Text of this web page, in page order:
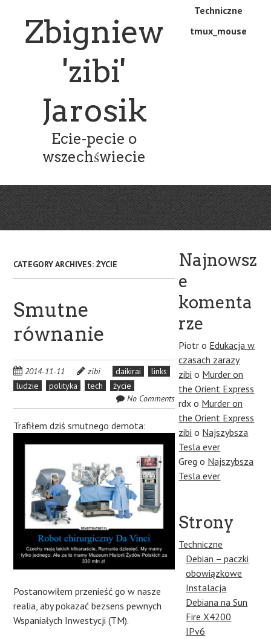
Zbigniew
'zibi'
Jarosik
Ecie-pecie o
wszechświecie
Menu
content
Techniczne
tmux_mouse
CATEGORY ARCHIVES:ŻYCIE
Smutne
równanie
2014-11-11 zibi daikirai
links
ludzie
polityka tech
życie
No Comments
Trafiłem dziś smutnego demota:
Postanowiłem przenieść go w nasze
realia, aby pokazać bezsens pewnych
Wspaniałych Inwestycji (TM).
Najnowsz
e
komenta
rze
Piotr o Edukacja w
czasach zarazy
zibi o Murder on
the Orient Express
rdx o Murder on
the Orient Express
zibi o Najszybsza
Tesla ever
Greg o Najszybsza
Tesla ever
Strony
Techniczne
Debian – paczki
obowiązkowe
Instalacja
Debiana na Sun
Fire X4200
IPv6